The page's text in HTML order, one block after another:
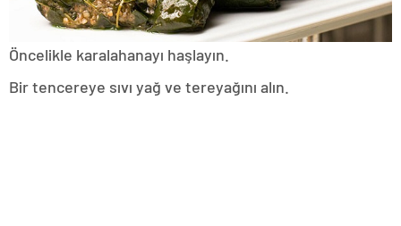
Öncelikle karalahanayı haşlayın.
Bir tencereye sıvı yağ ve tereyağını alın.